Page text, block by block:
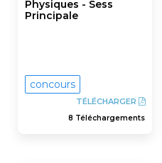
Physiques - Sess
Principale
concours
TÉLÉCHARGER
8 Téléchargements